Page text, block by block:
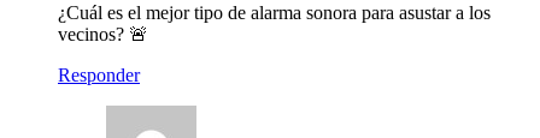
¿Cuál es el mejor tipo de alarma sonora para asustar a los
vecinos? 🚨
Responder